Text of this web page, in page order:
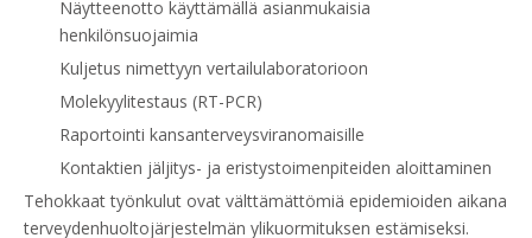
Näytteenotto käyttämällä asianmukaisia ​​
henkilönsuojaimia
Kuljetus nimettyyn vertailulaboratorioon
Molekyylitestaus (RT-PCR)
Raportointi kansanterveysviranomaisille
Kontaktien jäljitys- ja eristystoimenpiteiden aloittaminen
Tehokkaat työnkulut ovat välttämättömiä epidemioiden aikana
terveydenhuoltojärjestelmän ylikuormituksen estämiseksi.